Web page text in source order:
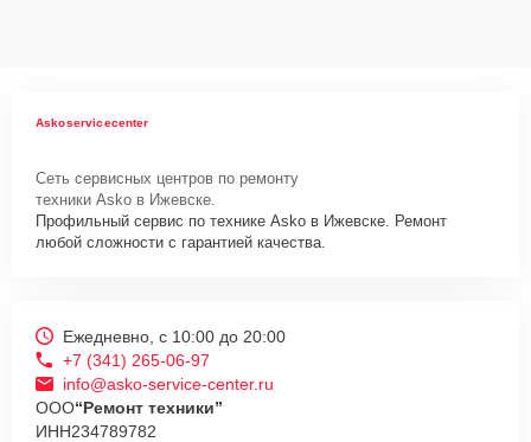
Для запуска процесса ремонта духового шкафа Asko OCS8664A
проконсультируют по всем необходимым вопросам, запишут на
диагностику, подскажут с вариантами курьерской доставки или
оформят выезд мастера в удобное время и место.
Askoservicecenter
Сеть сервисных центров по ремонту
техники Asko в Ижевске.
Профильный сервис по технике Asko в Ижевске. Ремонт
любой сложности с гарантией качества.
Ежедневно, с 10:00 до 20:00
+7 (341) 265-06-97
info@asko-service-center.ru
ООО“Ремонт техники”
ИНН234789782